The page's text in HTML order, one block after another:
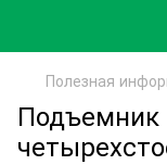
Полезная